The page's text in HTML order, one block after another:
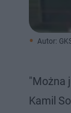
Autor:
"Można
Kamil